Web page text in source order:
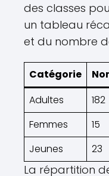
des classes
un tableau
et du nombre
Catégorie
Adultes
182
Femmes
15
Jeunes
23
La répartition